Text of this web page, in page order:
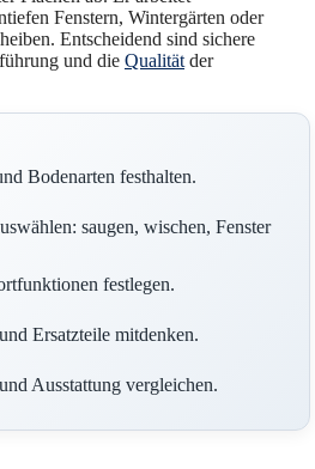
Fenstern, Wintergärten oder
Entscheidend sind sichere
und die Qualität der
Bodenarten festhalten.
saugen, wischen, Fenster
festlegen.
Ersatzteile mitdenken.
Ausstattung vergleichen.